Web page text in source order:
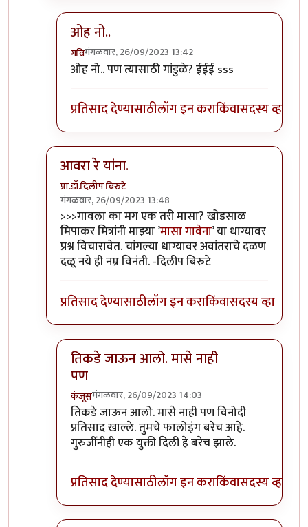
ओह नो..
गविमंगळवार, 26/09/2023 13:42
In reply toते मासा नव्हे तर मासोळीसाठी
ओह नो.. पण त्यासाठी गांडुळे? ईईई sss
प्रतिसाद देण्यासाठीलॉग इन कराकिंवासदस्य व्हा
आवरा रे यांना.
प्रा.डॉ.दिलीप बिरुटे
मंगळवार, 26/09/2023 13:48
In reply toटपोरे गांडुळ आहेत, ही गांडुळंby
>>>गावला का मग एक तरी मासा? खोडसाळ
मिपाकर मित्रांनी माझ्या ’मासा गावेना’ या धाग्यावर
प्रश्न विचारावेत. चांगल्या धाग्यावर अवांतराचे दळण
दळू नये ही नम्र विनंती. -दिलीप बिरुटे
प्रतिसाद देण्यासाठीलॉग इन कराकिंवासदस्य व्हा
तिकडे जाऊन आलो. मासे नाही
पण
कंजूसमंगळवार, 26/09/2023 14:03
In reply toआवरा रे यांना.byप्रा.डॉ.दिलीप बिरुटे
तिकडे जाऊन आलो. मासे नाही पण विनोदी
प्रतिसाद खाल्ले. तुमचे फालोइंग बरेच आहे.
गुरुजींनीही एक युक्ती दिली हे बरेच झाले.
प्रतिसाद देण्यासाठीलॉग इन कराकिंवासदस्य व्हा